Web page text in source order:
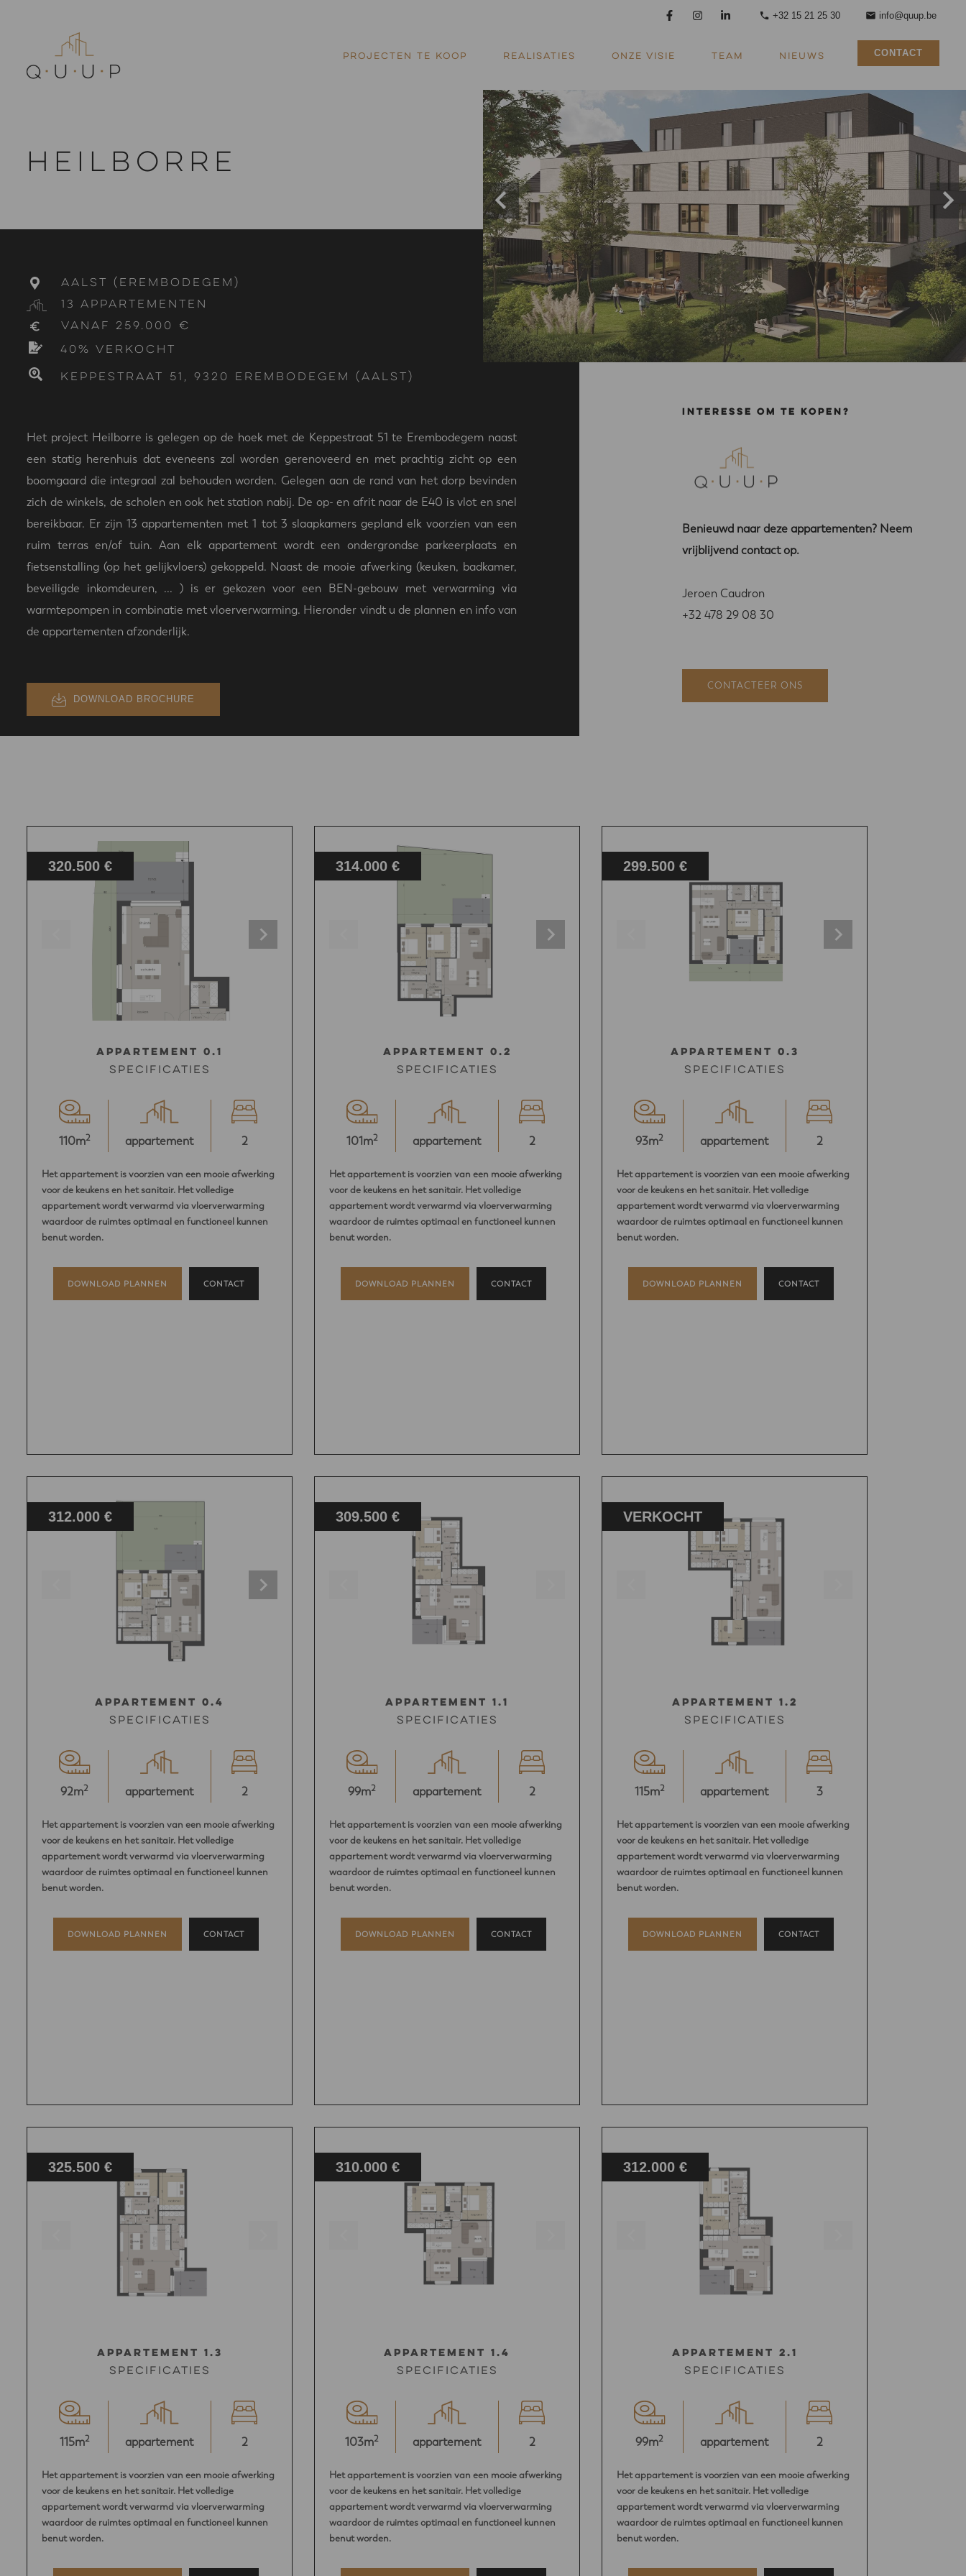
+32 15 21 25 30 info@quup.be
PROJECTEN TE KOOP REALISATIES ONZE VISIE TEAM NIEUWS CONTACT
Heilborre
Aalst (Erembodegem)
13 appartementen
vanaf 259.000 €
40% verkocht
Keppestraat 51, 9320 Erembodegem (Aalst)
Het project Heilborre is gelegen op de hoek met de Keppestraat 51 te Erembodegem naast
een statig herenhuis dat eveneens zal worden gerenoveerd en met prachtig zicht op een
boomgaard die integraal zal behouden worden. Gelegen aan de rand van het dorp bevinden
zich de winkels, de scholen en ook het station nabij. De op- en afrit naar de E40 is vlot en snel
bereikbaar. Er zijn 13 appartementen met 1 tot 3 slaapkamers gepland elk voorzien van een
ruim terras en/of tuin. Aan elk appartement wordt een ondergrondse parkeerplaats en
fietsenstalling (op het gelijkvloers) gekoppeld. Naast de mooie afwerking (keuken, badkamer,
beveiligde inkomdeuren, ... ) is er gekozen voor een BEN-gebouw met verwarming via
warmtepompen in combinatie met vloerverwarming. Hieronder vindt u de plannen en info van
de appartementen afzonderlijk.
DOWNLOAD BROCHURE
Interesse om te kopen?
Benieuwd naar deze appartementen? Neem
vrijblijvend contact op.
Jeroen Caudron
+32 478 29 08 30
CONTACTEER ONS
320.500 €
Appartement 0.1
Specificaties
110m2 appartement 2
Het appartement is voorzien van een mooie afwerking
voor de keukens en het sanitair. Het volledige
appartement wordt verwarmd via vloerverwarming
waardoor de ruimtes optimaal en functioneel kunnen
benut worden.
DOWNLOAD PLANNEN CONTACT
314.000 €
Appartement 0.2
Specificaties
101m2 appartement 2
Het appartement is voorzien van een mooie afwerking
voor de keukens en het sanitair. Het volledige
appartement wordt verwarmd via vloerverwarming
waardoor de ruimtes optimaal en functioneel kunnen
benut worden.
DOWNLOAD PLANNEN CONTACT
299.500 €
Appartement 0.3
Specificaties
93m2 appartement 2
Het appartement is voorzien van een mooie afwerking
voor de keukens en het sanitair. Het volledige
appartement wordt verwarmd via vloerverwarming
waardoor de ruimtes optimaal en functioneel kunnen
benut worden.
DOWNLOAD PLANNEN CONTACT
312.000 €
Appartement 0.4
Specificaties
92m2 appartement 2
Het appartement is voorzien van een mooie afwerking
voor de keukens en het sanitair. Het volledige
appartement wordt verwarmd via vloerverwarming
waardoor de ruimtes optimaal en functioneel kunnen
benut worden.
DOWNLOAD PLANNEN CONTACT
309.500 €
Appartement 1.1
Specificaties
99m2 appartement 2
Het appartement is voorzien van een mooie afwerking
voor de keukens en het sanitair. Het volledige
appartement wordt verwarmd via vloerverwarming
waardoor de ruimtes optimaal en functioneel kunnen
benut worden.
DOWNLOAD PLANNEN CONTACT
VERKOCHT
Appartement 1.2
Specificaties
115m2 appartement 3
Het appartement is voorzien van een mooie afwerking
voor de keukens en het sanitair. Het volledige
appartement wordt verwarmd via vloerverwarming
waardoor de ruimtes optimaal en functioneel kunnen
benut worden.
DOWNLOAD PLANNEN CONTACT
325.500 €
Appartement 1.3
Specificaties
115m2 appartement 2
Het appartement is voorzien van een mooie afwerking
voor de keukens en het sanitair. Het volledige
appartement wordt verwarmd via vloerverwarming
waardoor de ruimtes optimaal en functioneel kunnen
benut worden.
310.000 €
Appartement 1.4
Specificaties
103m2 appartement 2
Het appartement is voorzien van een mooie afwerking
voor de keukens en het sanitair. Het volledige
appartement wordt verwarmd via vloerverwarming
waardoor de ruimtes optimaal en functioneel kunnen
benut worden.
312.000 €
Appartement 2.1
Specificaties
99m2 appartement 2
Het appartement is voorzien van een mooie afwerking
voor de keukens en het sanitair. Het volledige
appartement wordt verwarmd via vloerverwarming
waardoor de ruimtes optimaal en functioneel kunnen
benut worden.